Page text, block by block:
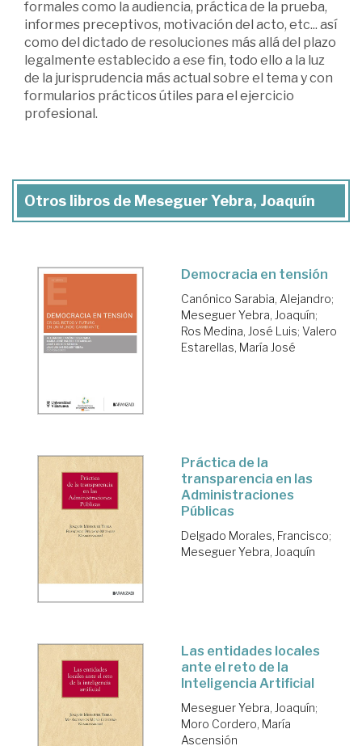
formales como la audiencia, práctica de la prueba,
informes preceptivos, motivación del acto, etc... así
como del dictado de resoluciones más allá del plazo
legalmente establecido a ese fin, todo ello a la luz
de la jurisprudencia más actual sobre el tema y con
formularios prácticos útiles para el ejercicio
profesional.
Otros libros de Meseguer Yebra, Joaquín
Democracia en tensión
Canónico Sarabia, Alejandro;
Meseguer Yebra, Joaquín;
Ros Medina, José Luis; Valero
Estarellas, María José
Práctica de la
transparencia en las
Administraciones
Públicas
Delgado Morales, Francisco;
Meseguer Yebra, Joaquín
Las entidades locales
ante el reto de la
Inteligencia Artificial
Meseguer Yebra, Joaquín;
Moro Cordero, María
Ascensión